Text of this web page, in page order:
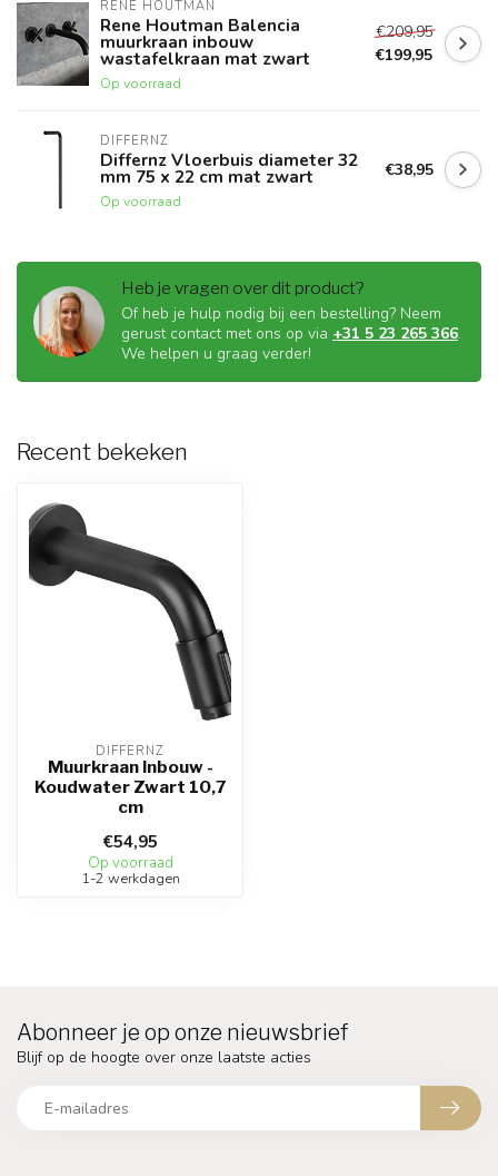
RENE HOUTMAN
Rene Houtman Balencia
muurkraan inbouw
wastafelkraan mat zwart
Op voorraad
€209,95
€199,95
DIFFERNZ
Differnz Vloerbuis diameter 32
mm 75 x 22 cm mat zwart
Op voorraad
€38,95
Heb je vragen over dit product?
Of heb je hulp nodig bij een bestelling? Neem
gerust contact met ons op via +31 5 23 265 366.
We helpen u graag verder!
Recent bekeken
DIFFERNZ
Muurkraan Inbouw -
Koudwater Zwart 10,7
cm
€54,95
Op voorraad
1-2 werkdagen
Abonneer je op onze nieuwsbrief
Blijf op de hoogte over onze laatste acties